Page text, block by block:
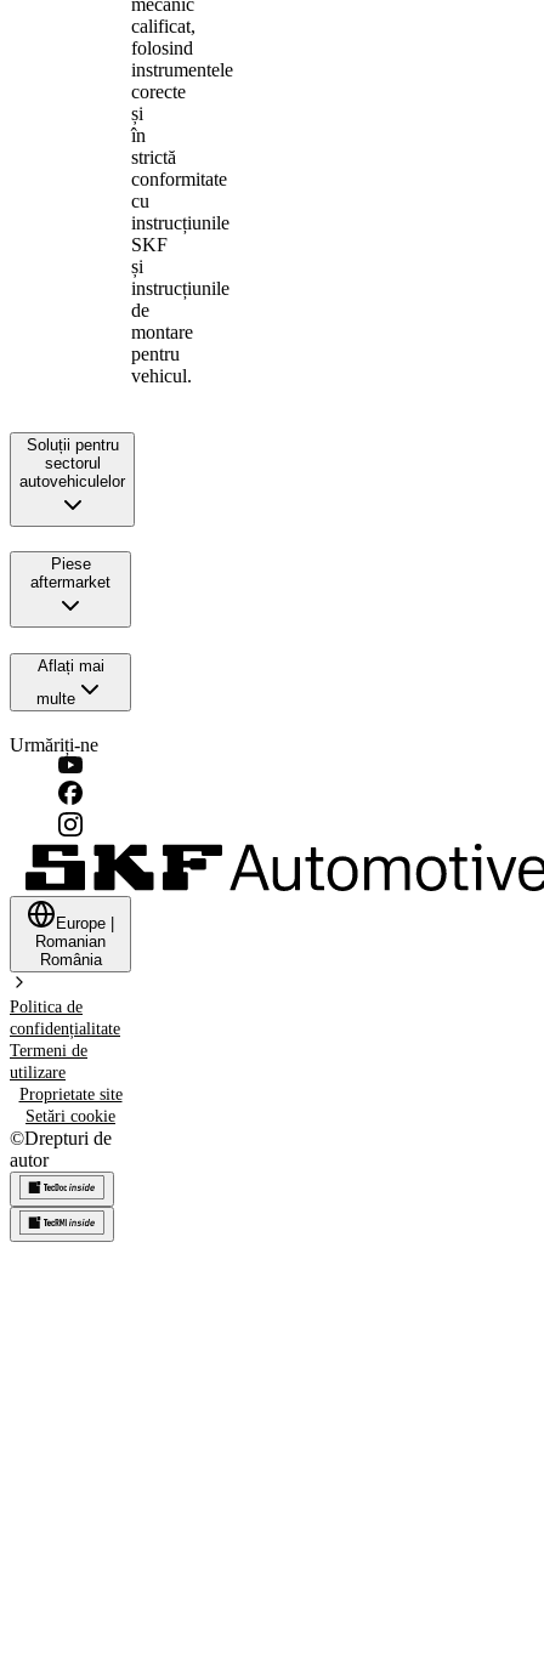
calificat,
folosind
instrumentele
corecte
și
în
strictă
conformitate
cu
instrucțiunile
SKF
și
instrucțiunile
de
montare
pentru
vehicul.
Soluții pentru
sectorul
autovehiculelor
Piese
aftermarket
Aflați mai
multe
Urmăriți-ne
Europe
Romanian
România
Politica de
confidențialitate
Termeni de
utilizare
Proprietate site
Setări cookie
©Drepturi de
autor